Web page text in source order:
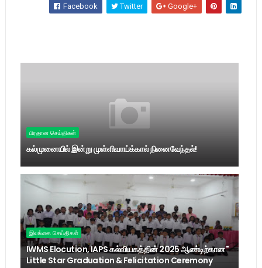
Facebook Twitter Google+
பிரதான செய்திகள்
கல்முனையில் இன்று முள்ளிவாய்க்கால் நினைவேந்தல்!
இலங்கை செய்திகள்
IWMS Elocution, IAPS கல்வியகத்தின் 2025 ஆண்டிற்கான "
Little Star Graduation & Felicitation Ceremony